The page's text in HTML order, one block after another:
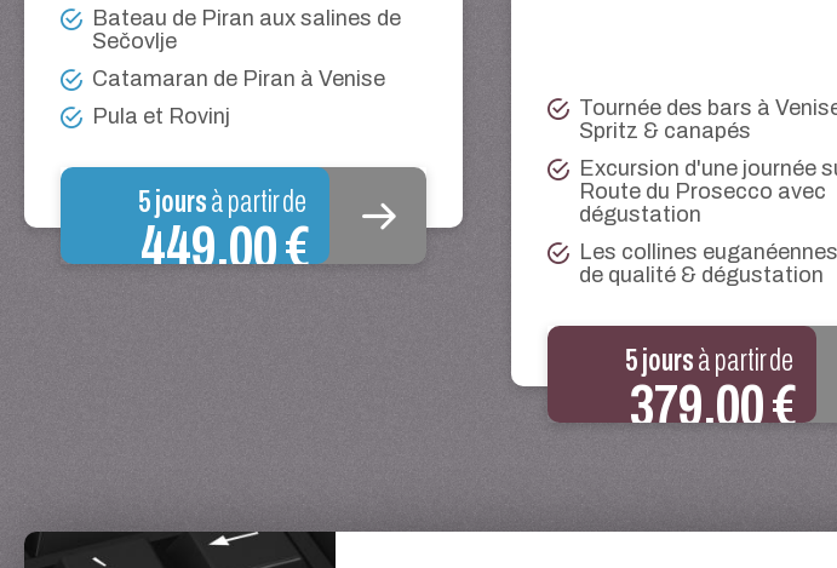
Bateau de Piran aux salines de
Sečovlje
Catamaran de Piran à Venise
Pula et Rovinj
5 joursà partir de
449,00 €
Tournée des bars à
Spritz & canapés
Excursion d'une journée
Route du Prosecco avec
dégustation
Les collines
de qualité & dégustation
5 joursà partir de
379,00 €